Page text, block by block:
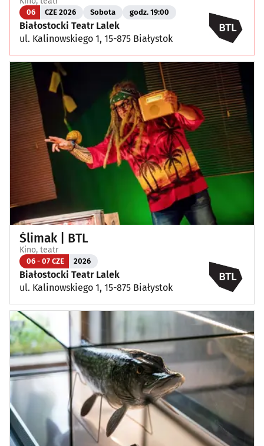
06 CZE 2026 Sobota godz. 19:00
Białostocki Teatr Lalek
ul. Kalinowskiego 1, 15-875 Białystok
Ślimak | BTL
Kino, teatr
06 - 07 CZE 2026
Białostocki Teatr Lalek
ul. Kalinowskiego 1, 15-875 Białystok